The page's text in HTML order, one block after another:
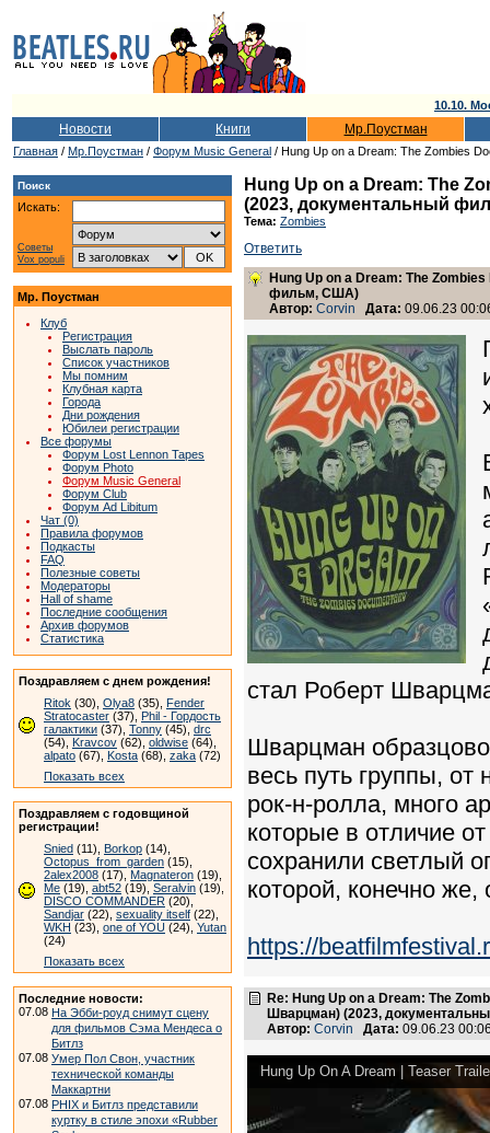
10.10.
Новости Книги Мр.Поустман
Главная / Мр.Поустман / Форум Music General / Hung Up on a Dream: The Zombies
Поиск
Искать:
Советы
Vox populi
Мр. Поустман
Клуб
Регистрация
Выслать пароль
Список участников
Мы помним
Клубная карта
Города
Дни рождения
Юбилеи регистрации
Все форумы
Форум Lost Lennon Tapes
Форум Photo
Форум Music General
Форум Club
Форум Ad Libitum
Чат (0)
Правила форумов
Подкасты
FAQ
Полезные советы
Модераторы
Hall of shame
Последние сообщения
Архив форумов
Статистика
Поздравляем с днем рождения!
Ritok (30), Olya8 (35), Fender
Stratocaster (37), Phil - Гордость
галактики (37), Tonny (45), drc
(54), Kravcov (62), oldwise (64),
alpato (67), Kosta (68), zaka (72)
Показать всех
Поздравляем с годовщиной
регистрации!
Snied (11), Borkop (14),
Octopus_from_garden (15),
2alex2008 (17), Magnateron (19),
Me (19), abt52 (19), Seralvin (19),
DISCO COMMANDER (20),
Sandjar (22), sexuality itself (22),
WKH (23), one of YOU (24), Yutan
(24)
Показать всех
Последние новости:
07.08 На Эбби-роуд снимут сцену
для фильмов Сэма Мендеса о
Битлз
07.08 Умер Пол Свон, участник
технической команды
Маккартни
07.08 PHIX и Битлз представили
куртку в стиле эпохи «Rubber
Hung Up on a Dream: The
(2023, документальный
Тема: Zombies
Ответить
Hung Up on a Dream: The
фильм, США)
Автор: Corvin Дата: 09.06.23
стал Роберт
Шварцман
весь путь группы,
рок-н-ролла, много
которые в отличие
сохранили светлый
которой, конечно
https://
Re: Hung Up on a Dream: The
Шварцман) (2023,
Автор: Corvin Дата: 09.06.23
Hung Up On A Dream | Teaser